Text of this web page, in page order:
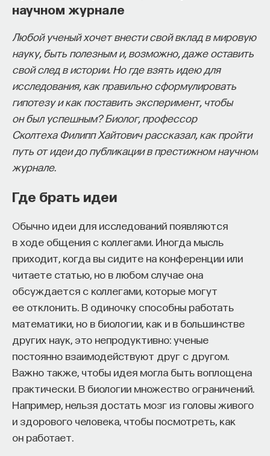
научном журнале
Любой ученый хочет внести свой вклад в мировую
науку, быть полезным и, возможно, даже оставить
свой след в истории. Но где взять идею для
исследования, как правильно сформулировать
гипотезу и как поставить эксперимент, чтобы
он был успешным? Биолог, профессор
Сколтеха Филипп Хайтович рассказал, как пройти
путь от идеи до публикации в престижном научном
журнале.
Где брать идеи
Обычно идеи для исследований появляются
в ходе общения с коллегами. Иногда мысль
приходит, когда вы сидите на конференции или
читаете статью, но в любом случае она
обсуждается с коллегами, которые могут
ее отклонить. В одиночку способны работать
математики, но в биологии, как и в большинстве
других наук, это непродуктивно: ученые
постоянно взаимодействуют друг с другом.
Важно также, чтобы идея могла быть воплощена
практически. В биологии множество ограничений.
Например, нельзя достать мозг из головы живого
и здорового человека, чтобы посмотреть, как
он работает.
восполнялись и мы просыпались отдохнувшими.
Ответы на эти и другие вопросы можно найти,
записавшисьна курс «Наука сна: как управлять
своим сном».
Пройдя этот курс, вы научитесь:
— Лучше понимать, что происходит с нами
во сне
— Заботиться о качестве своего сна
— Определять, какими способами можно
улучшить свой сон
— Использовать когнитивно-поведенческую
терапию и другие подходы при нарушениях
сна
Автор курса:Михаил Полуэктов— врач-
сомнолог, доцент кафедры нервных
болезней и нейрохирургии Первого МГМУ
им. И. М. Сеченова, заведующий отделением
медицины сна университетской клинической
больницы № 3.
3/10/2025
НАПИСАТЬ НАМ
Почему одни ученые делают академическую
университетах и поднимаются вверх по лестнице
позиций, в то время как другие находят работу
во второсортных вузах, а то и вовсе остаются
без места в академическом мире? Отражает ли
разница академической судьбы различие
в таланте, удачу или результат неравных
стартовых условий? Этот по понятным причинам
живо волнующий ученых вопрос дал толчок для
значительного числа исследований
подобных исследований, посвященных
тщательнее всего изученному рынку ученого
труда в США.
I. Особенности академического
найма
В первой половине XX века десять самых
престижных университетов были основными
поставщиками новых претендентов на рынок
труда. Со временем огромные финансовые
вливания в науку дали возможность открыть
новые аспирантские программы в университетах,
которые никогда не входили в десять лучших
мест для получения степени. Академический
рынок тем самым с каждым годом становился